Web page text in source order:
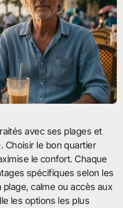
Choisir le bon quartier
le confort. Chaque
spécifiques selon les
calme ou accès aux
les options les plus